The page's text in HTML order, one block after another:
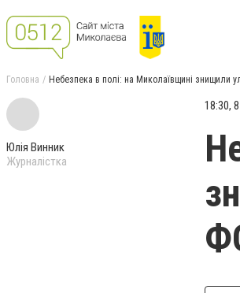
Головна Небезпека в полі: на Миколаївщині знищили
Юлія Винник
Журналістка
18:30,